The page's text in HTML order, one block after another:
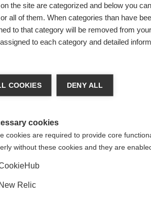
wechseln
Staaten (Englisch)
Ja, ich möchte umgeleitet
the site are categorized and below you
all of them. When categories than have
to that category will be removed from
to each category and detailed
COOKIES DENY ALL
cookies
cookies are required to provide core
without these cookies and they are
New Relic